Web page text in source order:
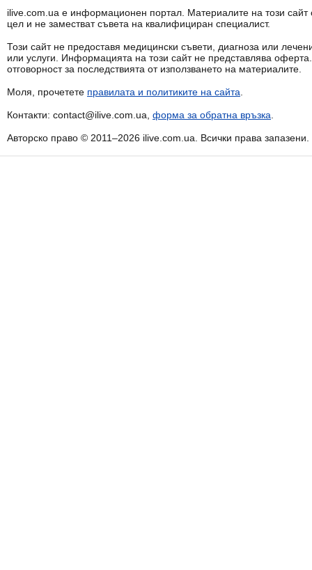
ilive.com.ua е информационен портал. Материалите на този
цел и не заместват съвета на квалифициран специалист.
Този сайт не предоставя медицински съвети, диагноза или
или услуги. Информацията на този сайт не представлява
отговорност за последствията от използването на материалите.
Моля, прочетете правилата и политиките на сайта
Контакти: contact@ilive.com.ua, форма за обратна връзка
Авторско право © 2011–2026 ilive.com.ua. Всички права запазени.